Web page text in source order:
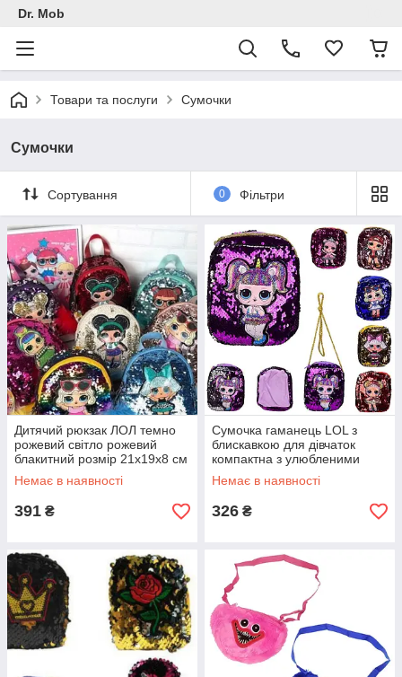
Dr. Mob
Товари та послуги Сумочки
Сумочки
Сортування 0 Фільтри
Дитячий рюкзак ЛОЛ темно
рожевий світло рожевий
блакитний розмір 21х19х8 см
для дівчаток
Немає в наявності
391 ₴
Сумочка гаманець LOL з
блискавкою для дівчаток
компактна з улюбленими
персонажами з якісного
матеріалу
Немає в наявності
326 ₴